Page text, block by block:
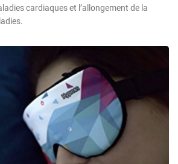
cardiaques et l’allongement de la